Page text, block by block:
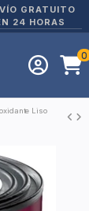
GRATUITO
24 HORAS
0
Liso